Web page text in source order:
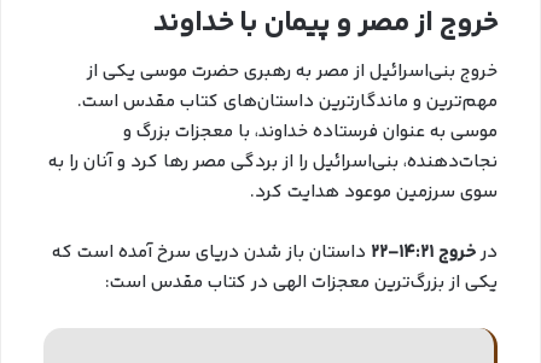
خروج از مصر و پیمان با خداوند
خروج بنی‌اسرائیل از مصر به رهبری حضرت موسی یکی از
مهم‌ترین و ماندگارترین داستان‌های کتاب مقدس است.
موسی به عنوان فرستاده خداوند، با معجزات بزرگ و
نجات‌دهنده، بنی‌اسرائیل را از بردگی مصر رها کرد و آنان را به
سوی سرزمین موعود هدایت کرد.
درخروج 14:21-22
داستان باز شدن دریای سرخ آمده است که
یکی از بزرگ‌ترین معجزات الهی در کتاب مقدس است: